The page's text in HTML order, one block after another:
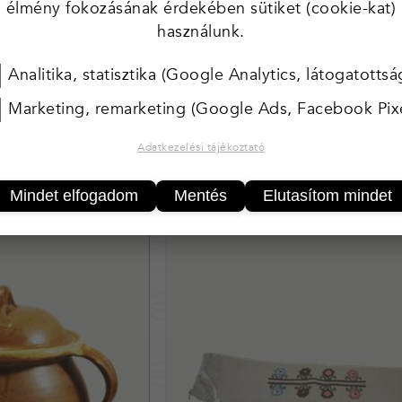
így minden darab egyedi. A motívumok a
szekrények, székek díszítésére használják. A
készült.
élmény fokozásának érdekében sütiket (cookie-kat)
használunk.
Analitika, statisztika (Google Analytics,
Marketing, remarketing (Google Ads, Facebook
Adatkezelési tájékoztató
Mindet elfogadom Mentés Elutasítom mindet